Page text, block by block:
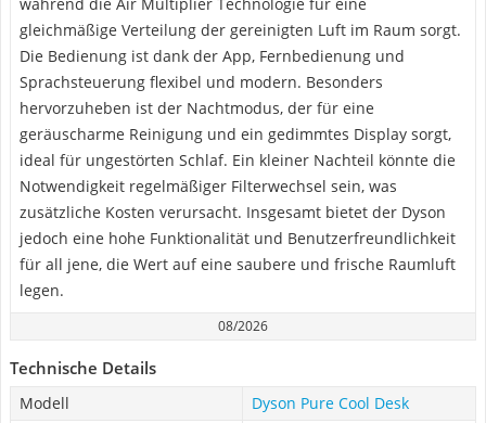
gleichmäßige Verteilung der gereinigten Luft im Raum sorgt.
Die Bedienung ist dank der App, Fernbedienung und
Sprachsteuerung flexibel und modern. Besonders
hervorzuheben ist der Nachtmodus, der für eine
geräuscharme Reinigung und ein gedimmtes Display sorgt,
ideal für ungestörten Schlaf. Ein kleiner Nachteil könnte die
Notwendigkeit regelmäßiger Filterwechsel sein, was
zusätzliche Kosten verursacht. Insgesamt bietet der Dyson
jedoch eine hohe Funktionalität und Benutzerfreundlichkeit
für all jene, die Wert auf eine saubere und frische Raumluft
legen.
08/2026
Technische Details
Modell Dyson Pure Cool Desk